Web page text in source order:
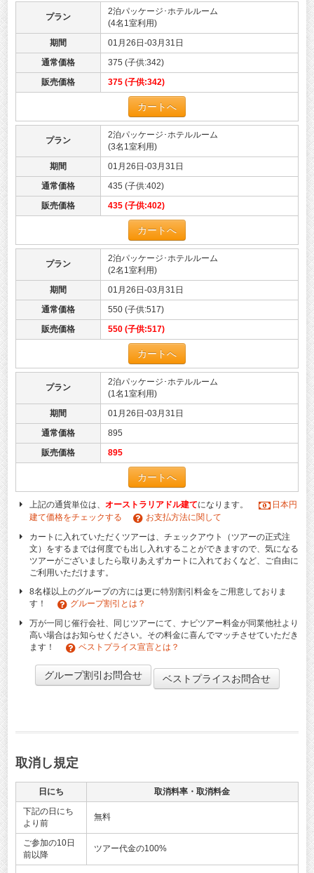
プラン
2泊パッケージ･ホテルルーム
(4名1室利用)
期間
01月26日-03月31日
通常価格
375 (子供:342)
販売価格
375 (子供:342)
カートへ
プラン
2泊パッケージ･ホテルルーム
(3名1室利用)
期間
01月26日-03月31日
通常価格
435 (子供:402)
販売価格
435 (子供:402)
カートへ
プラン
2泊パッケージ･ホテルルーム
(2名1室利用)
期間
01月26日-03月31日
通常価格
550 (子供:517)
販売価格
550 (子供:517)
カートへ
プラン
2泊パッケージ･ホテルルーム
(1名1室利用)
期間
01月26日-03月31日
通常価格
895
販売価格
895
カートへ
上記の通貨単位は、 オーストラリアドル建てになります。
日本円
建て価格をチェックする
お支払方法に関して
カートに入れていただくツアーは、チェックアウト（ツアーの正式注
文）をするまでは何度でも出し入れすることができますので、気になる
ツアーがございましたら取りあえずカートに入れておくなど、ご自由に
ご利用いただけます。
8名様以上のグループの方には更に特別割引料金をご用意しておりま
す！
グループ割引とは？
万が一同じ催行会社、同じツアーにて、ナビツアー料金が同業他社より
高い場合はお知らせください。その料金に喜んでマッチさせていただき
ます！
ベストプライス宣言とは？
グループ割引お問合せ ベストプライスお問合せ
取消し規定
日にち
取消料率・取消料金
下記の日にち
より前
無料
ご参加の10日
前以降
ツアー代金の100%